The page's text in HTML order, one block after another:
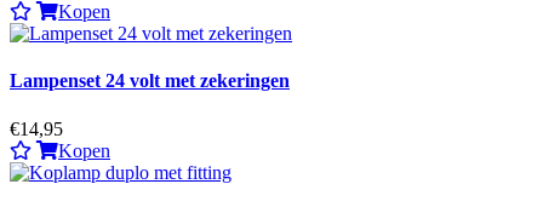
Kopen
Lampenset 24 volt met zekeringen
€14,95
Kopen